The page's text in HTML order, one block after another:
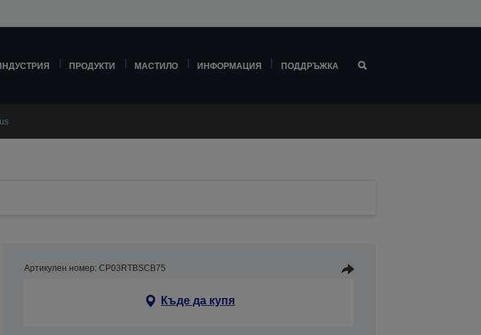
ПРОДУКТИ МАСТИЛО ИНФОРМАЦИЯ ПОДДРЪЖКА
Артикулен номер: CP03RTBSCB75
Къде да купя